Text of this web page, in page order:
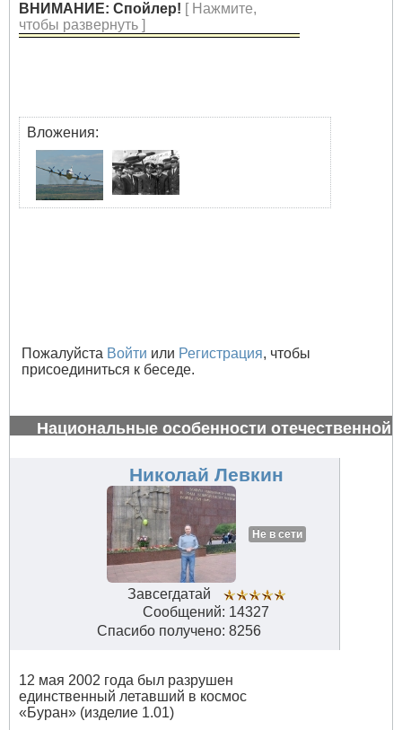
ВНИМАНИЕ: Спойлер! [ Нажмите,
чтобы развернуть ]
Вложения:
Пожалуйста Войти или Регистрация, чтобы
присоединиться к беседе.
Национальные особенности отечественной
Николай Левкин
Не в сети
Завсегдатай
Сообщений: 14327
Спасибо получено: 8256
12 мая 2002 года был разрушен
единственный летавший в космос
«Буран» (изделие 1.01)